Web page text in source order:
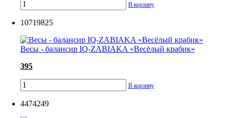
В корзину
10719825
Весы - балансир IQ-ZABIAKA «Весёлый крабик»
395
В корзину
4474249